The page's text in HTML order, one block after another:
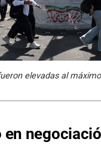
elevadas al
en